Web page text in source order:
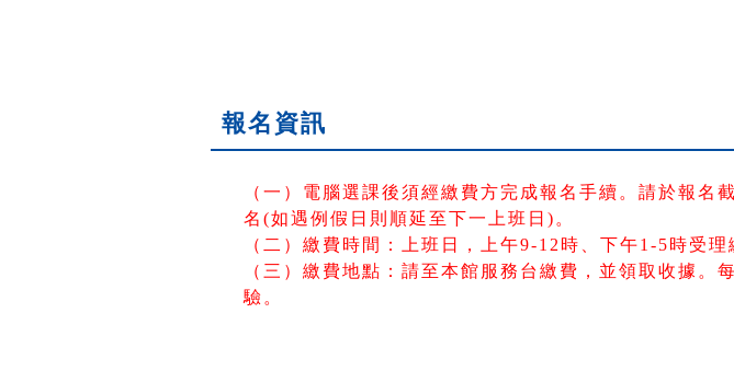
報名資訊
（一）電腦選課後須經繳費方完成報名手續。請於報
名(如遇例假日則順延至下一上班日)。
（二）繳費時間：上班日，上午9-12時、下午1-5時受理
（三）繳費地點：請至本館服務台繳費，並領取收據
驗。